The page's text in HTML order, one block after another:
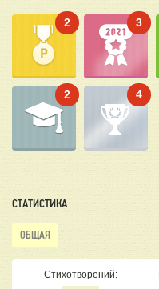
2 3
2 4
СТАТИСТИКА
ОБЩАЯ
Стихотворений: